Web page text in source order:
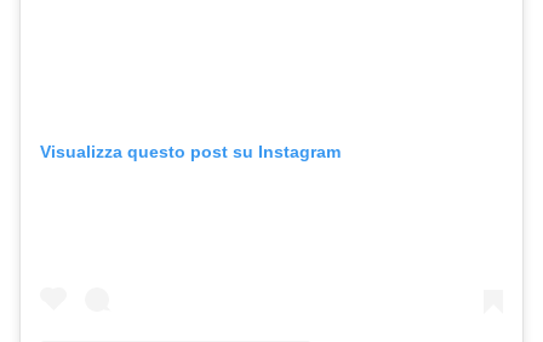
Visualizza questo post su Instagram